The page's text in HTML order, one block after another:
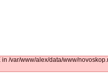
/var/www/alex/data/www/